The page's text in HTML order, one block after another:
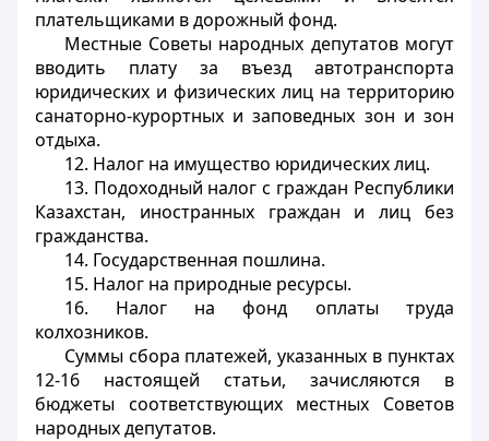
плательщиками в дорожный фонд.
Местные Советы народных депутатов могут
вводить плату за въезд автотранспорта
юридических и физических лиц на территорию
санаторно-курортных и заповедных зон и зон
отдыха.
12. Налог на имущество юридических лиц.
13. Подоходный налог с граждан Республики
Казахстан, иностранных граждан и лиц без
гражданства.
14. Государственная пошлина.
15. Налог на природные ресурсы.
16. Налог на фонд оплаты труда
колхозников.
Суммы сбора платежей, указанных в пунктах
12-16 настоящей статьи, зачисляются в
бюджеты соответствующих местных Советов
народных депутатов.